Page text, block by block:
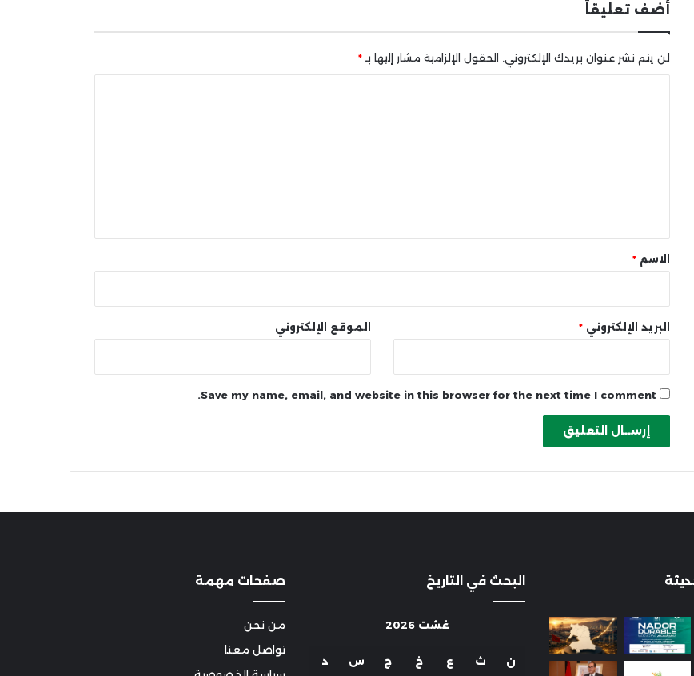
أضف تعليقاً
لن يتم نشر عنوان بريدك الإلكتروني. الحقول الإلزامية مشار إليها بـ *
*الاسم *
البريد الإلكتروني * الموقع الإلكتروني
Save my name, email, and website in this browser for the next time I comment.
البحث في التاريخ
غشت 2026
ن ث ع خ ج س د
صفحات مهمة
من نحن
تواصل معنا